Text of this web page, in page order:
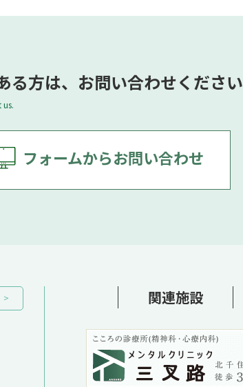
る方は、お問い合わせください
フォームからお問い合わせ
関連施設